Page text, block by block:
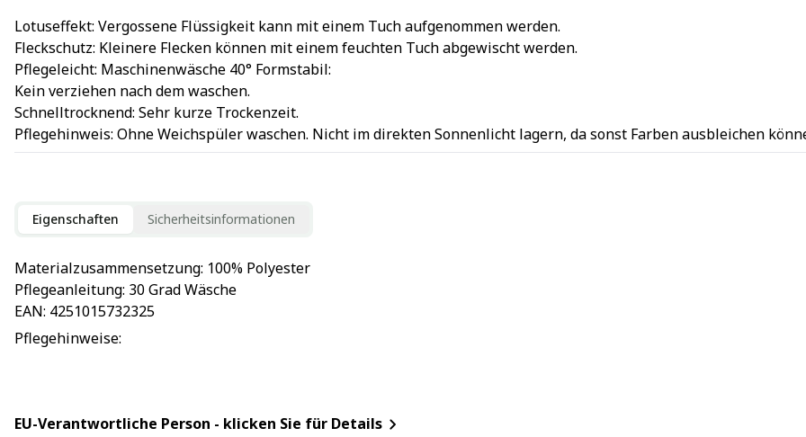
Lotuseffekt: Vergossene Flüssigkeit kann mit einem Tuch aufgenommen werden.
Fleckschutz: Kleinere Flecken können mit einem feuchten Tuch abgewischt werden.
Pflegeleicht: Maschinenwäsche 40° Formstabil:
Kein verziehen nach dem waschen.
Schnelltrocknend: Sehr kurze Trockenzeit.
Pflegehinweis: Ohne Weichspüler waschen. Nicht im direkten Sonnenlicht lagern, da sonst Farben ausbleichen
Eigenschaften Sicherheitsinformationen
Materialzusammensetzung: 100% Polyester
Pflegeanleitung: 30 Grad Wäsche
EAN: 4251015732325
Pflegehinweise:
EU-Verantwortliche Person - klicken Sie für Details